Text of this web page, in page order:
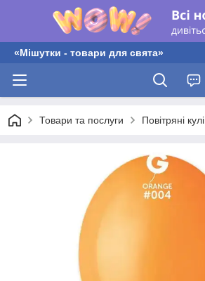
«Мішутки - товари для свята»
Товари та послуги Повітряні кулі